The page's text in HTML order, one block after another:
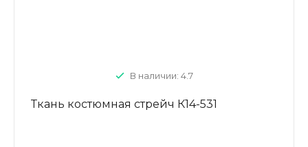
В наличии: 4.7
Ткань костюмная стрейч К14-531